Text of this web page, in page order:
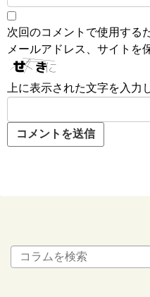
次回のコメントで使用する
メールアドレス、サイトを
上に表示された文字を入力